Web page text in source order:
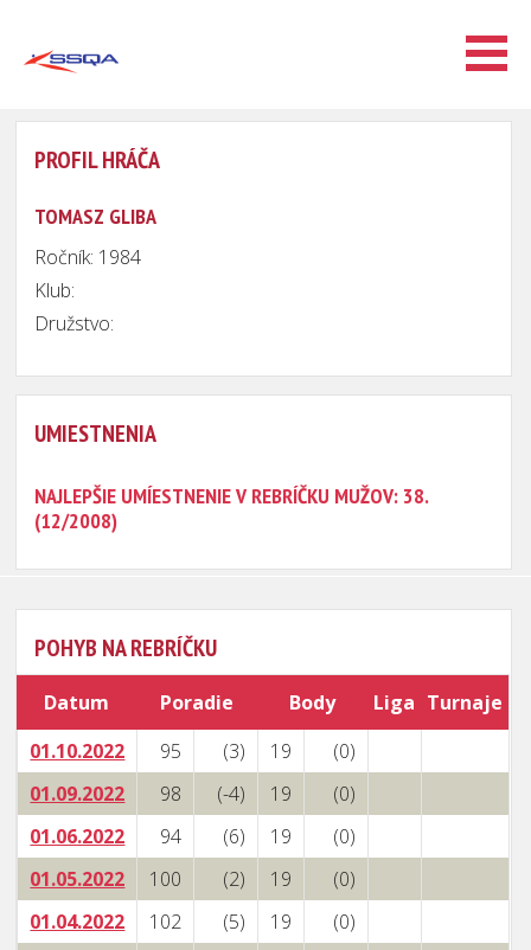
PROFIL HRÁČA
TOMASZ GLIBA
Ročník: 1984
Klub:
Družstvo:
UMIESTNENIA
NAJLEPŠIE UMÍESTNENIE V REBRÍČKU MUŽOV: 38.
(12/2008)
POHYB NA REBRÍČKU
Datum Poradie Body Liga Turnaje
01.10.2022
95 (3) 19
(0)
01.09.2022
98 (-4) 19
(0)
01.06.2022
94 (6) 19
(0)
01.05.2022
100 (2) 19
(0)
01.04.2022
102 (5) 19
(0)